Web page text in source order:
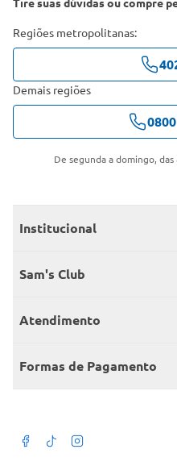
Regiões metropolitanas:
Demais regiões
De segunda a domingo,
Institucional
Quem somos
Encontre um Clube
Sam's Club
Seja sócio
Member’s Mark
Atendimento
Fale conosco
Atendimento em libras
Formas de Pagamento